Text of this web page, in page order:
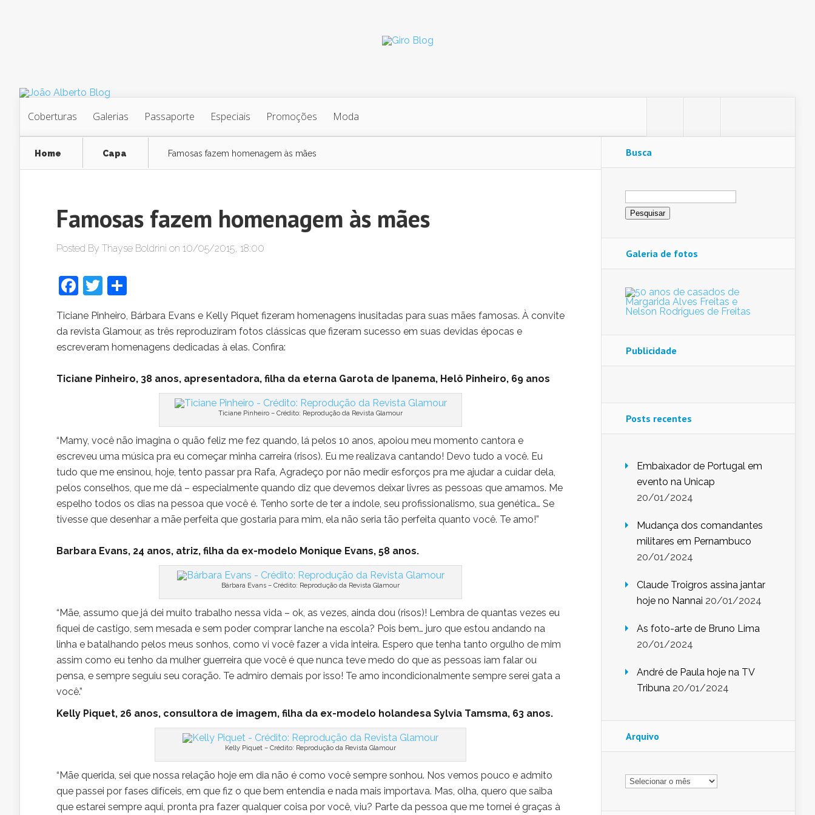
Coberturas Galerias Passaporte Especiais Promoções Moda
Home Capa Famosas fazem homenagem às mães
Famosas fazem homenagem às mães
Posted By Thayse Boldrini on 10/05/2015, 18:00
Facebook
Twitter
Ticiane Pinheiro, Bárbara Evans e Kelly Piquet fizeram homenagens inusitadas para suas mães famosas. À convite
da revista Glamour, as três reproduziram fotos clássicas que fizeram sucesso em suas devidas épocas e
escreveram homenagens dedicadas à elas. Confira:
Ticiane Pinheiro, 38 anos, apresentadora, filha da eterna Garota de Ipanema, Helô Pinheiro, 69 anos
Ticiane Pinheiro – Crédito: Reprodução da Revista Glamour
“Mamy, você não imagina o quão feliz me fez quando, lá pelos 10 anos, apoiou meu momento cantora e
escreveu uma música pra eu começar minha carreira (risos). Eu me realizava cantando! Devo tudo a você. Eu
tudo que me ensinou, hoje, tento passar pra Rafa, Agradeço por não medir esforços pra me ajudar a cuidar dela,
pelos conselhos, que me dá – especialmente quando diz que devemos deixar livres as pessoas que amamos. Me
espelho todos os dias na pessoa que você é. Tenho sorte de ter a índole, seu profissionalismo, sua genética… Se
tivesse que desenhar a mãe perfeita que gostaria para mim, ela não seria tão perfeita quanto você. Te amo!”
Barbara Evans, 24 anos, atriz, filha da ex-modelo Monique Evans, 58 anos.
Bárbara Evans – Crédito: Reprodução da Revista Glamour
“Mãe, assumo que já dei muito trabalho nessa vida – ok, as vezes, ainda dou (risos)! Lembra de quantas vezes eu
fiquei de castigo, sem mesada e sem poder comprar lanche na escola? Pois bem… juro que estou andando na
linha e batalhando pelos meus sonhos, como vi você fazer a vida inteira. Espero que tenha tanto orgulho de mim
assim como eu tenho da mulher guerreira que você é que nunca teve medo do que as pessoas iam falar ou
pensa, e sempre seguiu seu coração. Te admiro demais por isso! Te amo incondicionalmente sempre serei gata a
você.”
Kelly Piquet, 26 anos, consultora de imagem, filha da ex-modelo holandesa Sylvia Tamsma, 63 anos.
Kelly Piquet – Crédito: Reprodução da Revista Glamour
“Mãe querida, sei que nossa relação hoje em dia não é como você sempre sonhou. Nos vemos pouco e admito
que passei por fases difíceis, em que fiz o que bem entendia e nada mais importava. Mas, olha, quero que saiba
que estarei sempre aqui, pronta pra fazer qualquer coisa por você, viu? Parte da pessoa que me tornei é graças à
Busca
Pesquisar
por:
Galeria de fotos
Publicidade
Posts recentes
Embaixador de Portugal em
evento na Unicap
20/01/2024
Mudança dos comandantes
militares em Pernambuco
20/01/2024
Claude Troigros assina jantar
hoje no Nannai 20/01/2024
As foto-arte de Bruno Lima
20/01/2024
André de Paula hoje na TV
Tribuna 20/01/2024
Arquivo
Arquivo